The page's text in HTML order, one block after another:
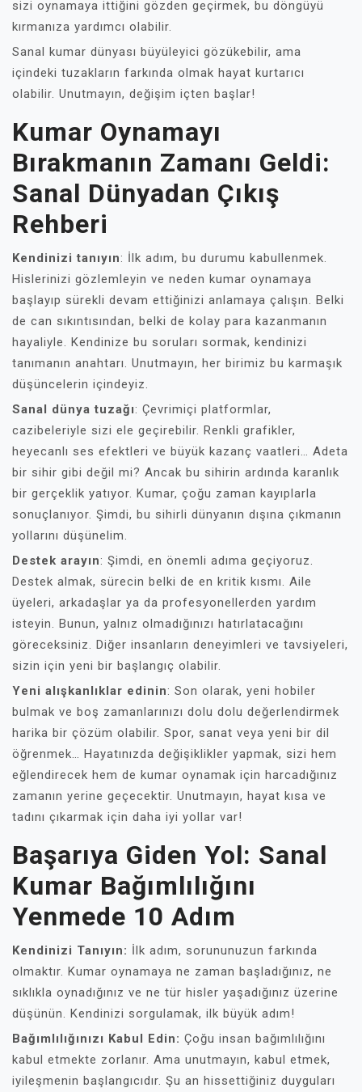
sizi oynamaya ittiğini gözden geçirmek, bu döngüyü
kırmanıza yardımcı olabilir.
Sanal kumar dünyası büyüleyici gözükebilir, ama
içindeki tuzakların farkında olmak hayat kurtarıcı
olabilir. Unutmayın, değişim içten başlar!
Kumar Oynamayı
Bırakmanın Zamanı Geldi:
Sanal Dünyadan Çıkış
Rehberi
Kendinizi tanıyın: İlk adım, bu durumu kabullenmek.
Hislerinizi gözlemleyin ve neden kumar oynamaya
başlayıp sürekli devam ettiğinizi anlamaya çalışın. Belki
de can sıkıntısından, belki de kolay para kazanmanın
hayaliyle. Kendinize bu soruları sormak, kendinizi
tanımanın anahtarı. Unutmayın, her birimiz bu karmaşık
düşüncelerin içindeyiz.
Sanal dünya tuzağı: Çevrimiçi platformlar,
cazibeleriyle sizi ele geçirebilir. Renkli grafikler,
heyecanlı ses efektleri ve büyük kazanç vaatleri… Adeta
bir sihir gibi değil mi? Ancak bu sihirin ardında karanlık
bir gerçeklik yatıyor. Kumar, çoğu zaman kayıplarla
sonuçlanıyor. Şimdi, bu sihirli dünyanın dışına çıkmanın
yollarını düşünelim.
Destek arayın: Şimdi, en önemli adıma geçiyoruz.
Destek almak, sürecin belki de en kritik kısmı. Aile
üyeleri, arkadaşlar ya da profesyonellerden yardım
isteyin. Bunun, yalnız olmadığınızı hatırlatacağını
göreceksiniz. Diğer insanların deneyimleri ve tavsiyeleri,
sizin için yeni bir başlangıç olabilir.
Yeni alışkanlıklar edinin: Son olarak, yeni hobiler
bulmak ve boş zamanlarınızı dolu dolu değerlendirmek
harika bir çözüm olabilir. Spor, sanat veya yeni bir dil
öğrenmek… Hayatınızda değişiklikler yapmak, sizi hem
eğlendirecek hem de kumar oynamak için harcadığınız
zamanın yerine geçecektir. Unutmayın, hayat kısa ve
tadını çıkarmak için daha iyi yollar var!
Başarıya Giden Yol: Sanal
Kumar Bağımlılığını
Yenmede 10 Adım
Kendinizi Tanıyın: İlk adım, sorununuzun farkında
olmaktır. Kumar oynamaya ne zaman başladığınız, ne
sıklıkla oynadığınız ve ne tür hisler yaşadığınız üzerine
düşünün. Kendinizi sorgulamak, ilk büyük adım!
Bağımlılığınızı Kabul Edin: Çoğu insan bağımlılığını
kabul etmekte zorlanır. Ama unutmayın, kabul etmek,
iyileşmenin başlangıcıdır. Şu an hissettiğiniz duyguları